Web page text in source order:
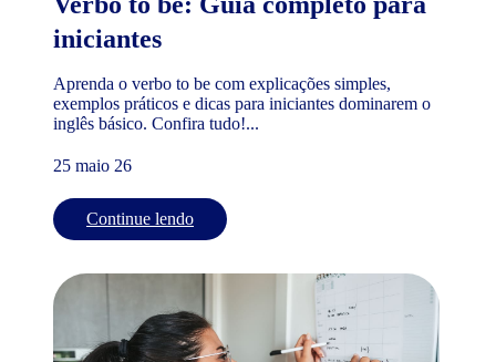
iniciantes
Aprenda o verbo to be com explicações simples,
exemplos práticos e dicas para iniciantes dominarem o
inglês básico. Confira tudo!...
25 maio 26
Continue lendo